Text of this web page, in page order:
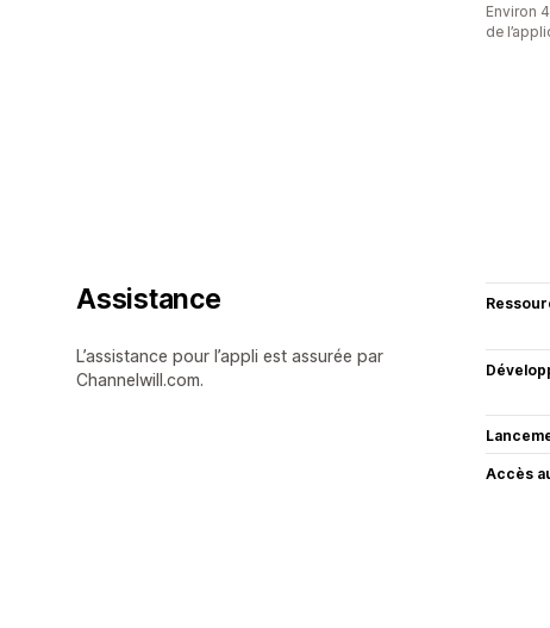
Environ
de
Assistance
L’assistance pour l’appli est assurée par
Channelwill.com.
Accès